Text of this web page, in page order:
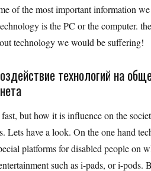
of the most important information
is the PC or the computer.
technology we would be suffering!
технологий на
but how it is influence on the
Lets have a look. On the one hand
platforms for disabled people on
such as i-pads, or i-pods.